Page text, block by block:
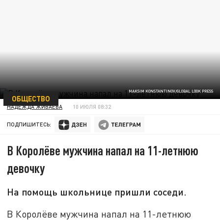
MAKSIM KONSTANTINOV/GLOBAL LOOK PRESS
ОБЩЕСТВО
НАДЕЖДА ЖИВАЕВА 10 ИЮЛЯ 08:32
ПОДПИШИТЕСЬ:
В Королёве мужчина напал на 11-летнюю
девочку
На помощь школьнице пришли соседи.
В Королёве мужчина напал на 11-летнюю